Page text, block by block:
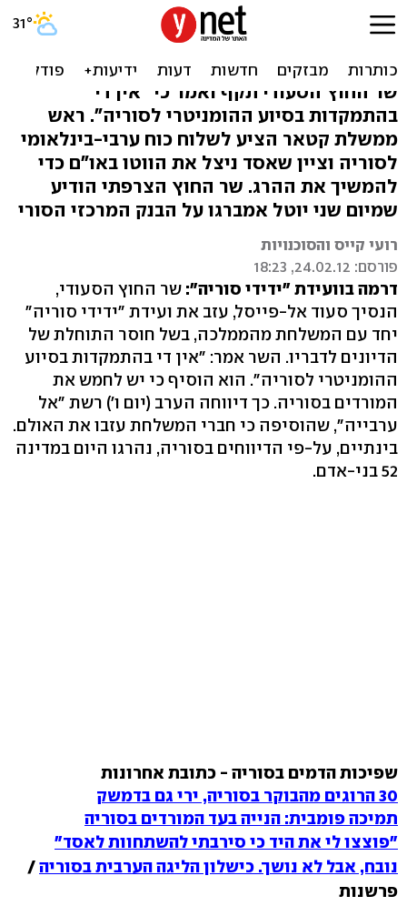
הסעודים עזבו הוועידה:
לחמש המורדים בסוריה
שר החוץ הסעודי תקף ואמר כי "אין די
בהתמקדות בסיוע ההומניטרי לסוריה". ראש
ממשלת קטאר הציע לשלוח כוח ערבי-בינלאומי
לסוריה וציין שאסד ניצל את הווטו באו"ם כדי
להמשיך את ההרג. שר החוץ הצרפתי הודיע
שמיום שני יוטל אמברגו על הבנק המרכזי הסורי
רועי קייס והסוכנויות
פורסם: 24.02.12, 18:23
דרמה בוועידת "ידידי סוריה": שר החוץ הסעודי,
הנסיך סעוד אל-פייסל, עזב את ועידת "ידידי סוריה"
יחד עם המשלחת מהממלכה, בשל חוסר התוחלת של
הדיונים לדבריו. השר אמר: "אין די בהתמקדות בסיוע
ההומניטרי לסוריה". הוא הוסיף כי יש לחמש את
המורדים בסוריה. כך דיווחה הערב (יום ו') רשת "אל
ערבייה", שהוסיפה כי חברי המשלחת עזבו את האולם.
בינתיים, על-פי הדיווחים בסוריה, נהרגו היום במדינה
52 בני-אדם.
שפיכות הדמים בסוריה - כתובת אחרונות
30 הרוגים מהבוקר בסוריה, ירי גם בדמשק
תמיכה פומבית: הנייה בעד המורדים בסוריה
"פוצצו לי את היד כי סירבתי להשתחוות לאסד"
נובח, אבל לא נושך. כישלון הליגה הערבית בסוריה/
פרשנות